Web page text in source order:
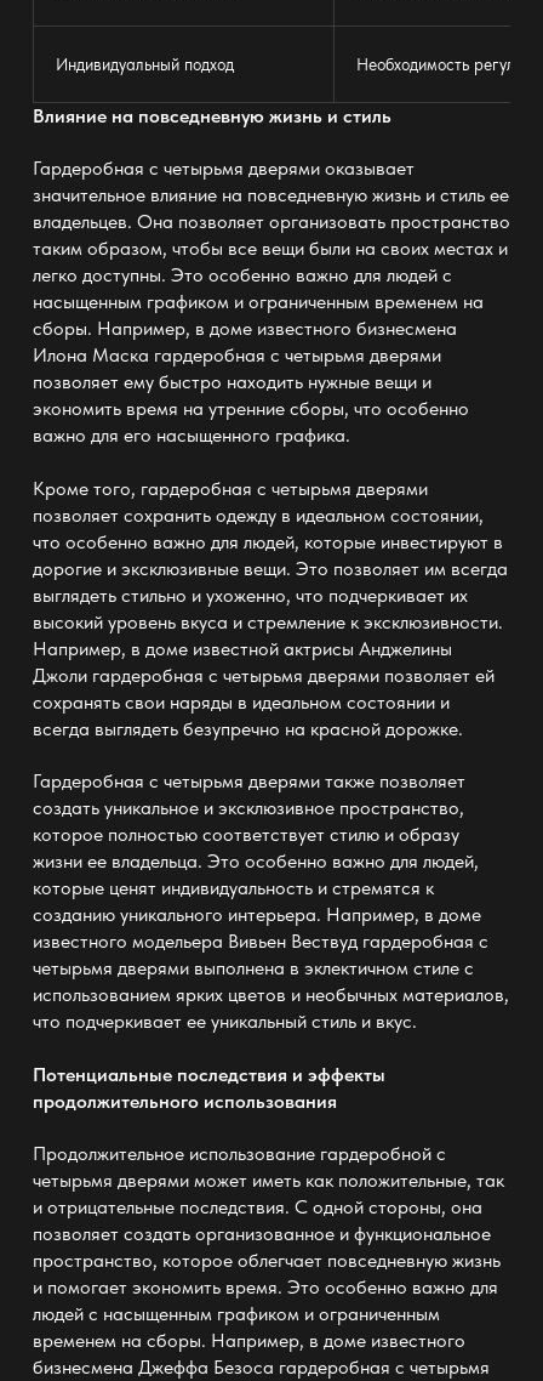
Индивидуальный подход Необходимость
Влияние на повседневную жизнь и стиль
Гардеробная с четырьмя дверями оказывает
значительное влияние на повседневную жизнь и стиль ее
владельцев. Она позволяет организовать пространство
таким образом, чтобы все вещи были на своих местах и
легко доступны. Это особенно важно для людей с
насыщенным графиком и ограниченным временем на
сборы. Например, в доме известного бизнесмена
Илона Маска гардеробная с четырьмя дверями
позволяет ему быстро находить нужные вещи и
экономить время на утренние сборы, что особенно
важно для его насыщенного графика.
Кроме того, гардеробная с четырьмя дверями
позволяет сохранить одежду в идеальном состоянии,
что особенно важно для людей, которые инвестируют в
дорогие и эксклюзивные вещи. Это позволяет им всегда
выглядеть стильно и ухоженно, что подчеркивает их
высокий уровень вкуса и стремление к эксклюзивности.
Например, в доме известной актрисы Анджелины
Джоли гардеробная с четырьмя дверями позволяет ей
сохранять свои наряды в идеальном состоянии и
всегда выглядеть безупречно на красной дорожке.
Гардеробная с четырьмя дверями также позволяет
создать уникальное и эксклюзивное пространство,
которое полностью соответствует стилю и образу
жизни ее владельца. Это особенно важно для людей,
которые ценят индивидуальность и стремятся к
созданию уникального интерьера. Например, в доме
известного модельера Вивьен Вествуд гардеробная с
четырьмя дверями выполнена в эклектичном стиле с
использованием ярких цветов и необычных материалов,
что подчеркивает ее уникальный стиль и вкус.
Потенциальные последствия и эффекты
продолжительного использования
Продолжительное использование гардеробной с
четырьмя дверями может иметь как положительные, так
и отрицательные последствия. С одной стороны, она
позволяет создать организованное и функциональное
пространство, которое облегчает повседневную жизнь
и помогает экономить время. Это особенно важно для
людей с насыщенным графиком и ограниченным
временем на сборы. Например, в доме известного
бизнесмена Джеффа Безоса гардеробная с четырьмя